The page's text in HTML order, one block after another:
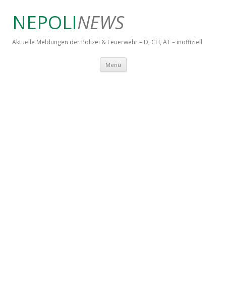
NEPOLINEWS
Aktuelle Meldungen der Polizei & Feuerwehr – D, CH, AT – inoffiziell
Menü Springe zum Inhalt